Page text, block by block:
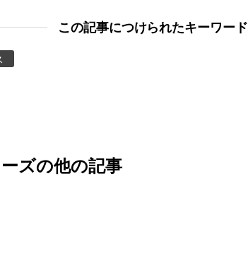
この記事につけられたキーワード
ズの他の記事